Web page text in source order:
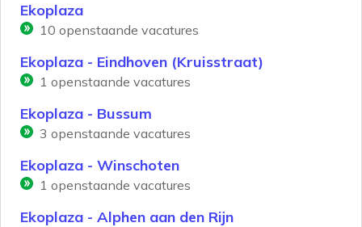
Ekoplaza
10 openstaande vacatures
Ekoplaza - Eindhoven (Kruisstraat)
1 openstaande vacatures
Ekoplaza - Bussum
3 openstaande vacatures
Ekoplaza - Winschoten
1 openstaande vacatures
Ekoplaza - Alphen aan den Rijn